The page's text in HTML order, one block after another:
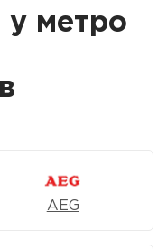
у метро
AEG